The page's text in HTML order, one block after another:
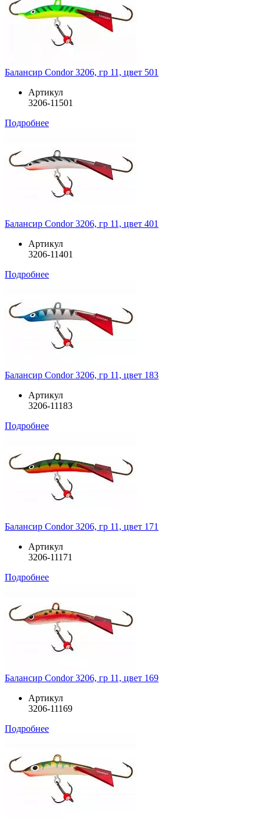
Балансир Condor 3206, гр 11, цвет 501
Артикул
3206-11501
Подробнее
Балансир Condor 3206, гр 11, цвет 401
Артикул
3206-11401
Подробнее
Балансир Condor 3206, гр 11, цвет 183
Артикул
3206-11183
Подробнее
Балансир Condor 3206, гр 11, цвет 171
Артикул
3206-11171
Подробнее
Балансир Condor 3206, гр 11, цвет 169
Артикул
3206-11169
Подробнее